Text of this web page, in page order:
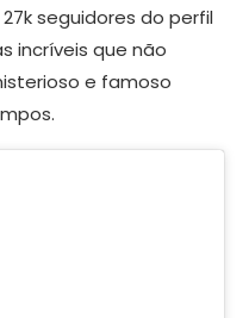
seguidores do perfil
incríveis que não
e famoso